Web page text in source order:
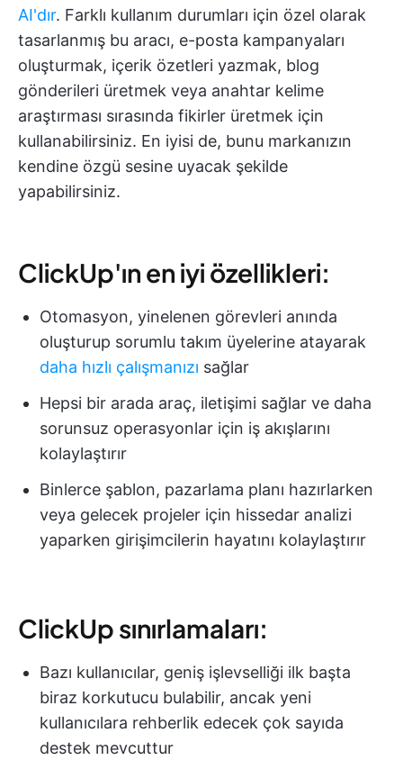
AI'dır. Farklı kullanım durumları için özel olarak
tasarlanmış bu aracı, e-posta kampanyaları
oluşturmak, içerik özetleri yazmak, blog
gönderileri üretmek veya anahtar kelime
araştırması sırasında fikirler üretmek için
kullanabilirsiniz. En iyisi de, bunu markanızın
kendine özgü sesine uyacak şekilde
yapabilirsiniz.
ClickUp'ın en iyi özellikleri:
Otomasyon, yinelenen görevleri anında
oluşturup sorumlu takım üyelerine atayarak
daha hızlı çalışmanızı sağlar
Hepsi bir arada araç, iletişimi sağlar ve daha
sorunsuz operasyonlar için iş akışlarını
kolaylaştırır
Binlerce şablon, pazarlama planı hazırlarken
veya gelecek projeler için hissedar analizi
yaparken girişimcilerin hayatını kolaylaştırır
ClickUp sınırlamaları:
Bazı kullanıcılar, geniş işlevselliği ilk başta
biraz korkutucu bulabilir, ancak yeni
kullanıcılara rehberlik edecek çok sayıda
destek mevcuttur